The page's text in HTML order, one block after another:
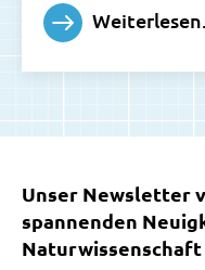
Weiterlesen...
Unser Newsletter
spannenden
Naturwissenschaft